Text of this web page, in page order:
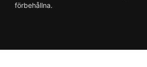
förbehållna.